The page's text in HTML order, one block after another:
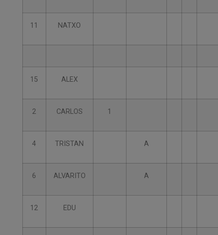
11 NATXO
15 ALEX
2 CARLOS 1
4 TRISTAN A
6 ALVARITO A
12 EDU